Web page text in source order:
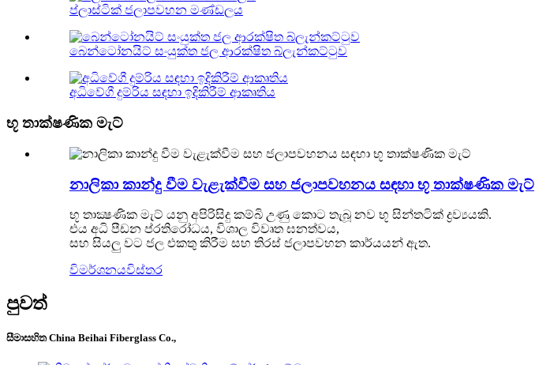
ප්ලාස්ටික් ජලාපවහන මණ්ඩලය
බෙන්ටෝනයිට් සංයුක්ත ජල ආරක්ෂිත බ්ලැන්කට්ටුව
අධිවේගී දුම්රිය සඳහා ඉදිකිරීම් ආකෘතිය
භූ තාක්ෂණික මැට්
නාලිකා කාන්දු වීම වැළැක්වීම සහ ජලාපවහනය සඳහා භූ තාක්ෂණික මැට්
භූ තාක්‍ෂණික මැට් යනු අපිරිසිදු කම්බි උණු කොට තැබූ නව භූ සින්තටික් ද්‍රව්‍යයකි.
එය අධි පීඩන ප්රතිරෝධය, විශාල විවෘත ඝනත්වය,
සහ සියලු වට ජල එකතු කිරීම සහ තිරස් ජලාපවහන කාර්යයන් ඇත.
විමර්ශනයවිස්තර
පුවත්
සීමාසහිත China Beihai Fiberglass Co.,